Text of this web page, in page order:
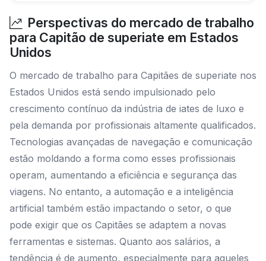
Perspectivas do mercado de trabalho
para Capitão de superiate em Estados
Unidos
O mercado de trabalho para Capitães de superiate nos
Estados Unidos está sendo impulsionado pelo
crescimento contínuo da indústria de iates de luxo e
pela demanda por profissionais altamente qualificados.
Tecnologias avançadas de navegação e comunicação
estão moldando a forma como esses profissionais
operam, aumentando a eficiência e segurança das
viagens. No entanto, a automação e a inteligência
artificial também estão impactando o setor, o que
pode exigir que os Capitães se adaptem a novas
ferramentas e sistemas. Quanto aos salários, a
tendência é de aumento, especialmente para aqueles